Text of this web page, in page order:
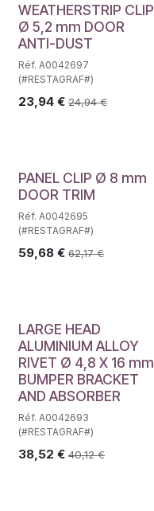
WEATHERSTRIP CLIP
Ø 5,2 mm DOOR
ANTI-DUST
Réf. A0042697
(#RESTAGRAF#)
23,94 € 24,94€
PANEL CLIP Ø 8 mm
DOOR TRIM
Réf. A0042695
(#RESTAGRAF#)
59,68 € 62,17€
LARGE HEAD
ALUMINIUM ALLOY
RIVET Ø 4,8 X 16 mm
BUMPER BRACKET
AND ABSORBER
Réf. A0042693
(#RESTAGRAF#)
38,52 € 40,12€